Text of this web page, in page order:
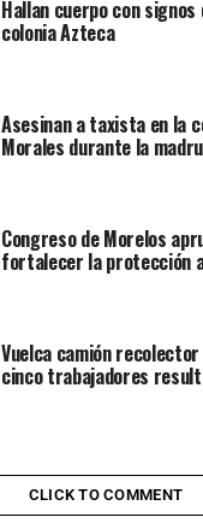
Hallan cuerpo con signos
colonia Azteca
Asesinan a taxista en la
Morales durante la
Congreso de Morelos
fortalecer la protección
Vuelca camión
cinco trabajadores
CLICK TO COMMENT